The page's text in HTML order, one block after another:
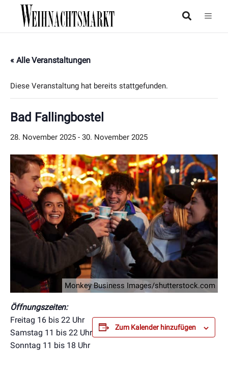
« Alle Veranstaltungen
Diese Veranstaltung hat bereits stattgefunden.
Bad Fallingbostel
28. November 2025 - 30. November 2025
Monkey Business Images/shutterstock.com
Öffnungszeiten:
Freitag 16 bis 22 Uhr
Samstag 11 bis 22 Uhr
Sonntag 11 bis 18 Uhr
Zum Kalender hinzufügen